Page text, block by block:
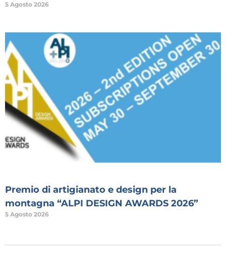
5 Agosto 2026
Premio di artigianato e design per la
montagna “ALPI DESIGN AWARDS 2026”
5 Agosto 2026